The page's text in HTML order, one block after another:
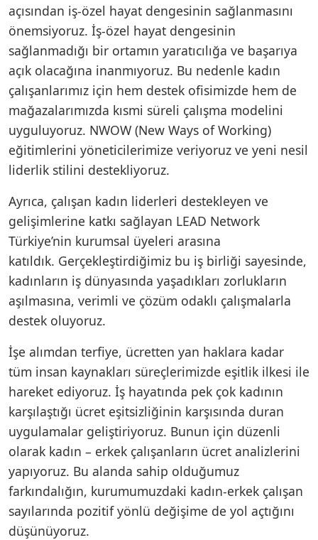
açısından iş-özel hayat dengesinin sağlanmasını
önemsiyoruz. İş-özel hayat dengesinin
sağlanmadığı bir ortamın yaratıcılığa ve başarıya
açık olacağına inanmıyoruz. Bu nedenle kadın
çalışanlarımız için hem destek ofisimizde hem de
mağazalarımızda kısmi süreli çalışma modelini
uyguluyoruz. NWOW (New Ways of Working)
eğitimlerini yöneticilerimize veriyoruz ve yeni nesil
liderlik stilini destekliyoruz.
Ayrıca, çalışan kadın liderleri destekleyen ve
gelişimlerine katkı sağlayan LEAD Network
Türkiye’nin kurumsal üyeleri arasına
katıldık. Gerçekleştirdiğimiz bu iş birliği sayesinde,
kadınların iş dünyasında yaşadıkları zorlukların
aşılmasına, verimli ve çözüm odaklı çalışmalarla
destek oluyoruz.
İşe alımdan terfiye, ücretten yan haklara kadar
tüm insan kaynakları süreçlerimizde eşitlik ilkesi ile
hareket ediyoruz. İş hayatında pek çok kadının
karşılaştığı ücret eşitsizliğinin karşısında duran
uygulamalar geliştiriyoruz. Bunun için düzenli
olarak kadın – erkek çalışanların ücret analizlerini
yapıyoruz. Bu alanda sahip olduğumuz
farkındalığın, kurumumuzdaki kadın-erkek çalışan
sayılarında pozitif yönlü değişime de yol açtığını
düşünüyoruz.